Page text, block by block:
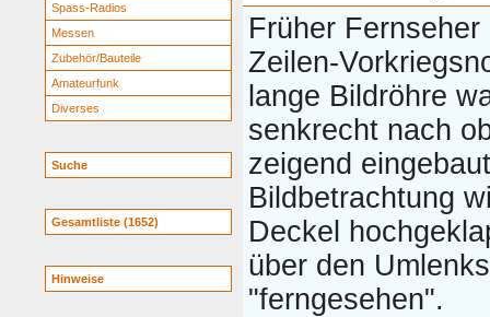
Spass-Radios
Messen
Zubehör/Bauteile
Amateurfunk
Diverses
Suche
Gesamtliste (1652)
Hinweise
Früher Fernseher
Zeilen-
lange Bildröhre
senkrecht nach
zeigend
Bildbetrachtung
Deckel
über den
"ferngesehen".